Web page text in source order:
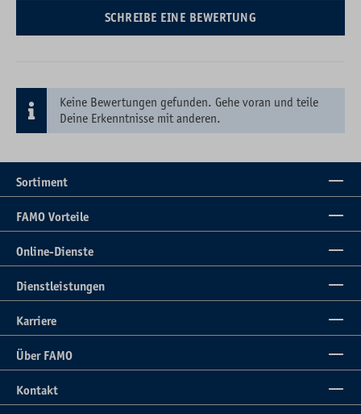
SCHREIBE EINE BEWERTUNG
Keine Bewertungen gefunden. Gehe voran und teile
Deine Erkenntnisse mit anderen.
Sortiment
FAMO Vorteile
Online-Dienste
Dienstleistungen
Karriere
Über FAMO
Kontakt